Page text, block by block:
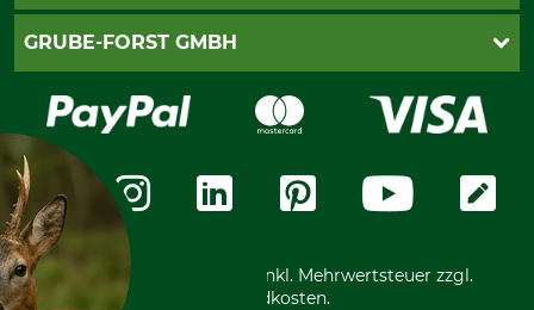
Widerrufsformular
Datenschutz
Zahlungsarten
PayPal
Vorkasse
GRUBE-FORST GMBH
Karriere
Über uns
Messetermine
Community
International
*Alle Preise in Euro und inkl. Mehrwertsteuer zzgl.
Versandkosten.